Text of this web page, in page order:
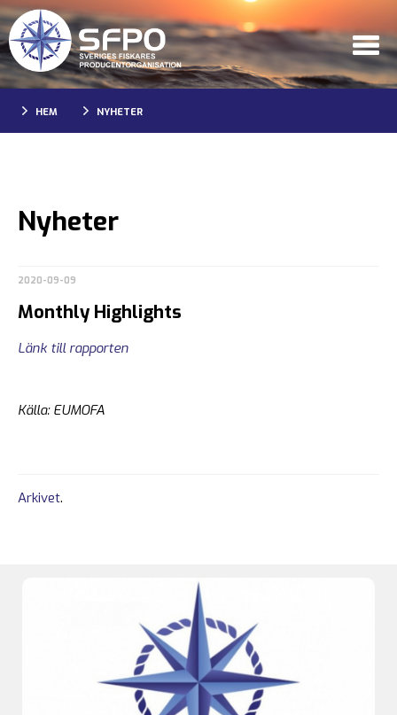
HEM NYHETER
Nyheter
2020-09-09
Monthly Highlights
Länk till rapporten
Källa: EUMOFA
Arkivet.